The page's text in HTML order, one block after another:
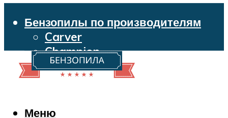
Бензопилы по производителям
Carver
Champion
Echo
Husqvarna
Makita
Меню